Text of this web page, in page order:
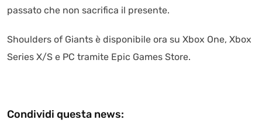
passato che non sacrifica il presente.
Shoulders of Giants è disponibile ora su Xbox One, Xbox
Series X/S e PC tramite Epic Games Store.
Condividi questa news: